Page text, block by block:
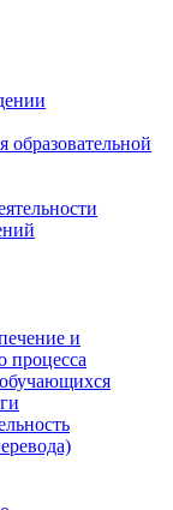
образовательной
и
процесса